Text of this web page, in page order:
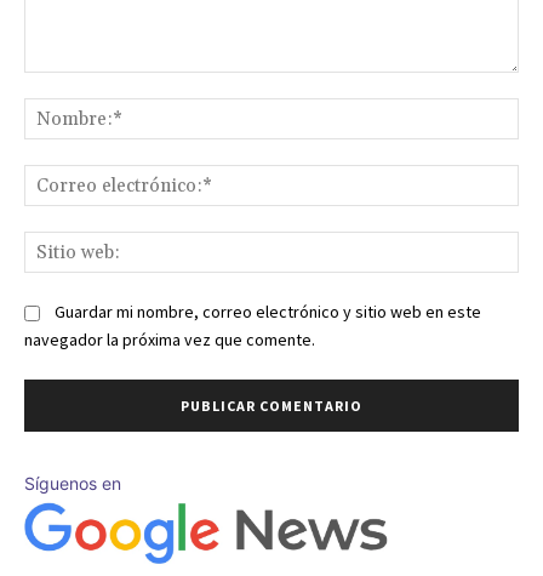
Guardar mi nombre, correo electrónico y sitio web en este
navegador la próxima vez que comente.
Síguenos en